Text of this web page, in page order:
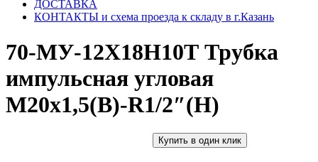
ДОСТАВКА
КОНТАКТЫ и схема проезда к складу в г.Казань
70-МУ-12Х18Н10Т Трубка
импульсная угловая
М20х1,5(В)-R1/2″(Н)
Купить в один клик